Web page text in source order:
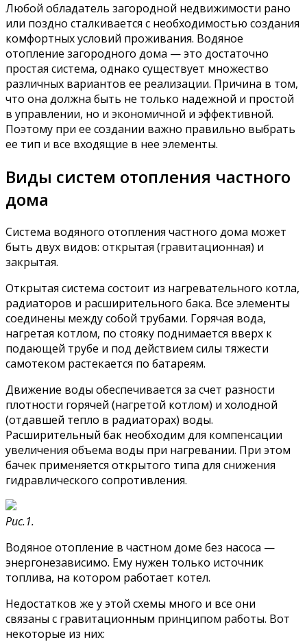
Любой обладатель загородной недвижимости рано
или поздно сталкивается с необходимостью создания
комфортных условий проживания. Водяное
отопление загородного дома — это достаточно
простая система, однако существует множество
различных вариантов ее реализации. Причина в том,
что она должна быть не только надежной и простой
в управлении, но и экономичной и эффективной.
Поэтому при ее создании важно правильно выбрать
ее тип и все входящие в нее элементы.
Виды систем отопления частного
дома
Система водяного отопления частного дома может
быть двух видов: открытая (гравитационная) и
закрытая.
Открытая система состоит из нагревательного котла,
радиаторов и расширительного бака. Все элементы
соединены между собой трубами. Горячая вода,
нагретая котлом, по стояку поднимается вверх к
подающей трубе и под действием силы тяжести
самотеком растекается по батареям.
Движение воды обеспечивается за счет разности
плотности горячей (нагретой котлом) и холодной
(отдавшей тепло в радиаторах) воды.
Расширительный бак необходим для компенсации
увеличения объема воды при нагревании. При этом
бачек применяется открытого типа для снижения
гидравлического сопротивления.
Рис.1.
Водяное отопление в частном доме без насоса —
энергонезависимо. Ему нужен только источник
топлива, на котором работает котел.
Недостатков же у этой схемы много и все они
связаны с гравитационным принципом работы. Вот
некоторые из них: